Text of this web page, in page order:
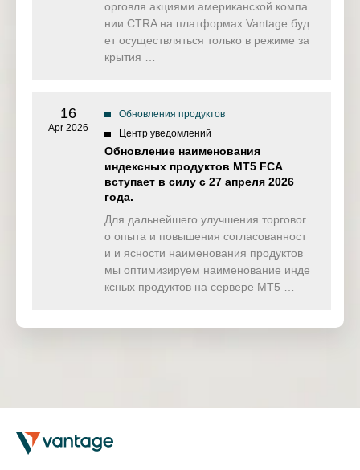
орговля акциями американской компа
нии CTRA на платформах Vantage буд
ет осуществляться только в режиме за
крытия …
16
Apr 2026
Обновления продуктов
Центр уведомлений
Обновление наименования
индексных продуктов MT5 FCA
вступает в силу с 27 апреля 2026
года.
Для дальнейшего улучшения торговог
о опыта и повышения согласованност
и и ясности наименования продуктов
мы оптимизируем наименование инде
ксных продуктов на сервере MT5 …